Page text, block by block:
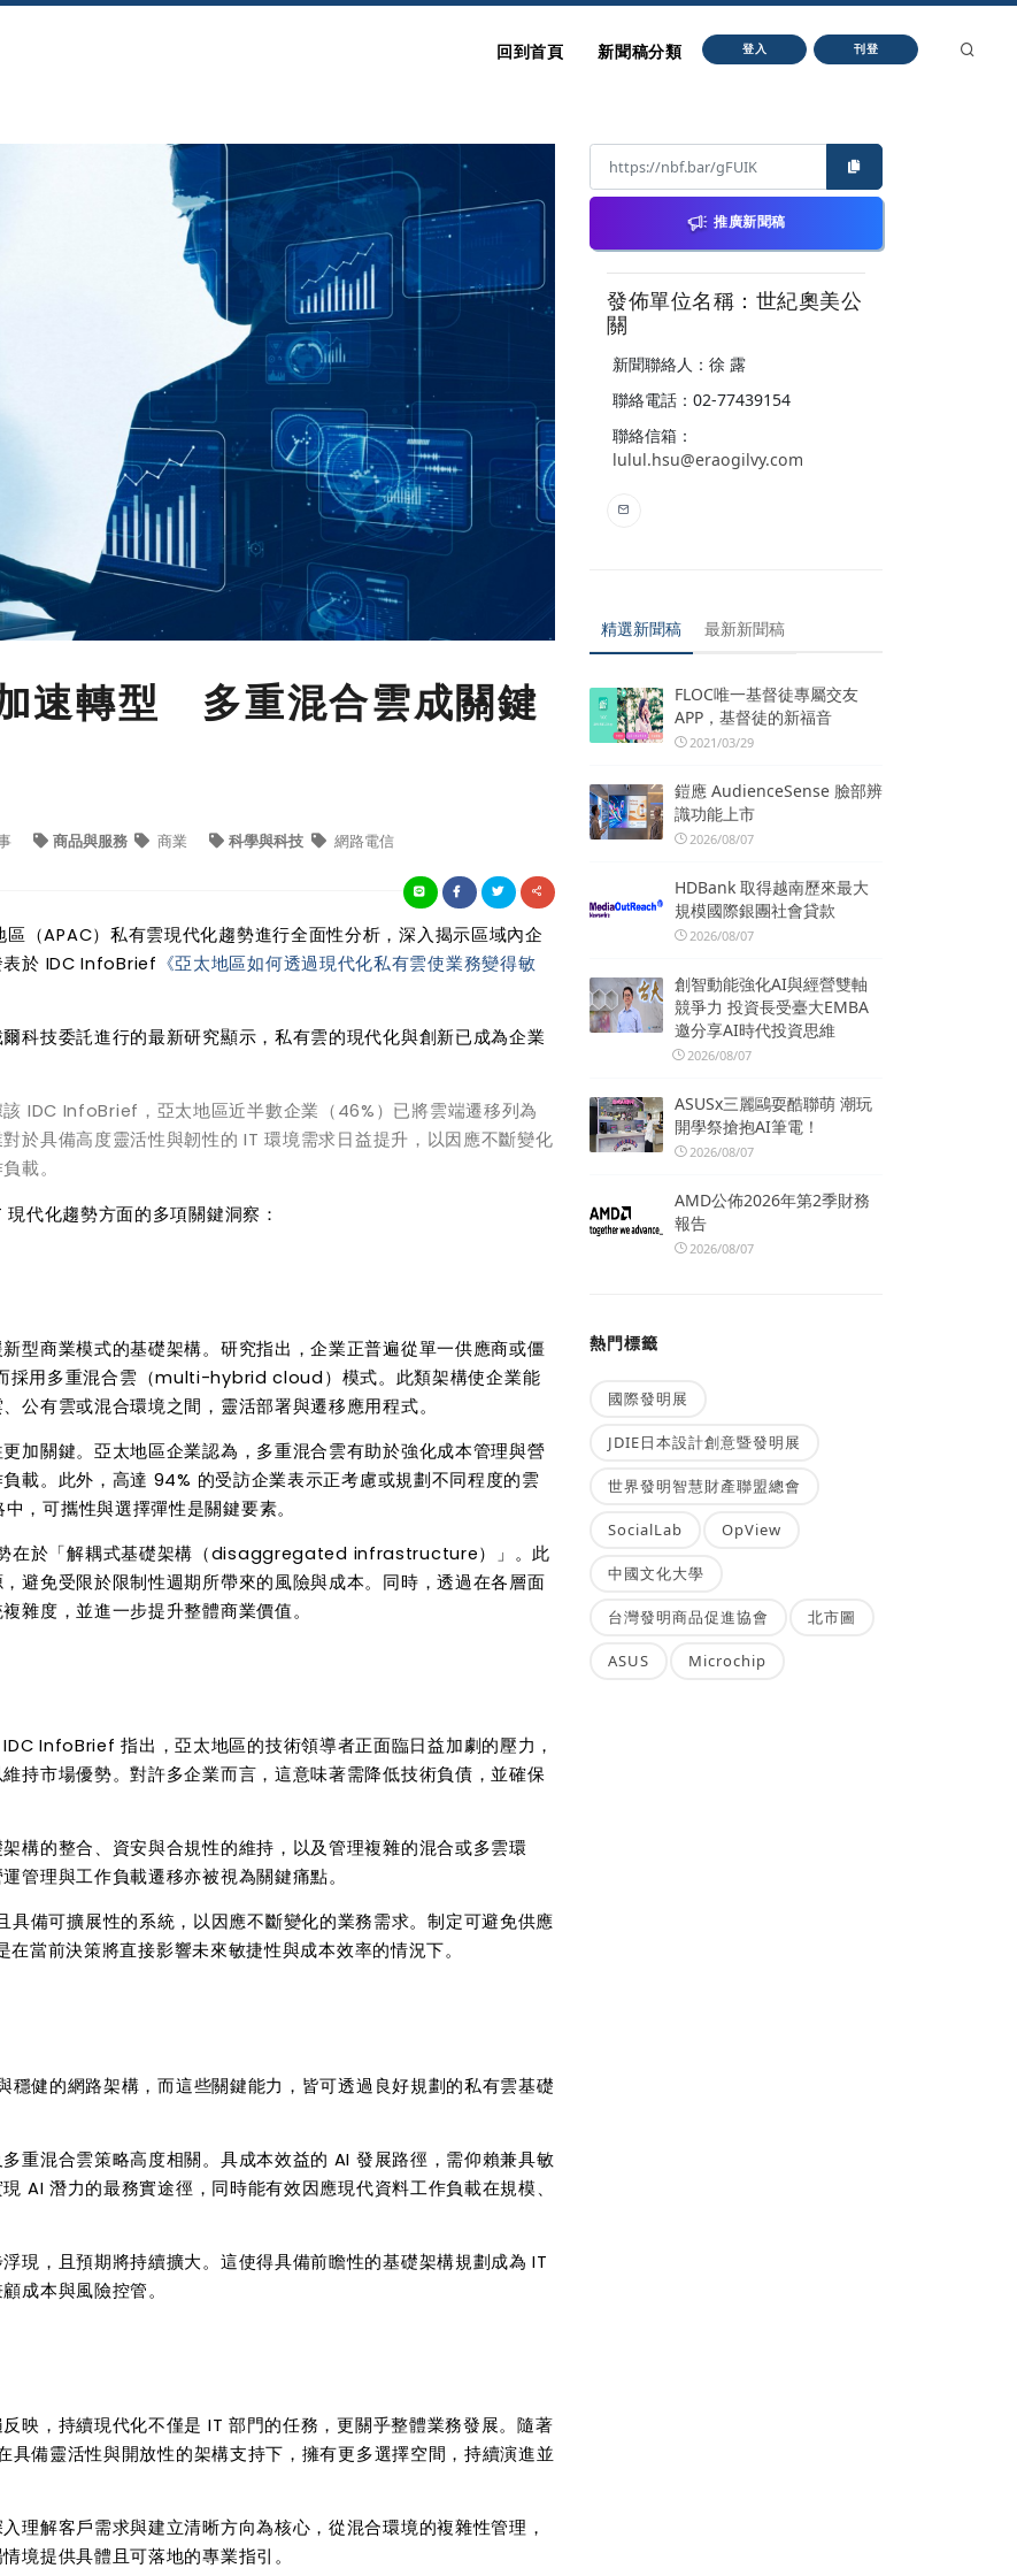
回到首頁 新聞稿分類 登入 刊登
速轉型 多重混合雲成關鍵
商品與服務 商業 科學與科技 網路電信
區（APAC）私有雲現代化趨勢進行全面性分析，深入揭示區域內企
於 IDC InfoBrief 《亞太地區如何透過現代化私有雲使業務變得敏
科技委託進行的最新研究顯示，私有雲的現代化與創新已成為企業
IDC InfoBrief，亞太地區近半數企業（46%）已將雲端遷移列為
於具備高度靈活性與韌性的 IT 環境需求日益提升，以因應不斷變化
載。
現代化趨勢方面的多項關鍵洞察：
型商業模式的基礎架構。研究指出，企業正普遍從單一供應商或僵
採用多重混合雲（multi-hybrid cloud ）模式。此類架構使企業能
公有雲或混合環境之間，靈活部署與遷移應用程式。
加關鍵。亞太地區企業認為，多重混合雲有助於強化成本管理與營
載。此外，高達 94% 的受訪企業表示正考慮或規劃不同程度的雲
，可攜性與選擇彈性是關鍵要素。
在於「解耦式基礎架構（disaggregated infrastructure）」。此
避免受限於限制性週期所帶來的風險與成本。同時，透過在各層面
雜度，並進一步提升整體商業價值。
IDC InfoBrief指出，亞太地區的技術領導者正面臨日益加劇的壓力，
持市場優勢。對許多企業而言，這意味著需降低技術負債，並確保
構的整合、資安與合規性的維持，以及管理複雜的混合或多雲環
管理與工作負載遷移亦被視為關鍵痛點。
具備可擴展性的系統，以因應不斷變化的業務需求。制定可避免供應
當前決策將直接影響未來敏捷性與成本效率的情況下。
穩健的網路架構，而這些關鍵能力，皆可透過良好規劃的私有雲基礎
重混合雲策略高度相關。具成本效益的 AI 發展路徑，需仰賴兼具敏
AI 潛力的最務實途徑，同時能有效因應現代資料工作負載在規模、
現，且預期將持續擴大。這使得具備前瞻性的基礎架構規劃成為 IT
成本與風險控管。
映，持續現代化不僅是 IT 部門的任務，更關乎整體業務發展。隨著
具備靈活性與開放性的架構支持下，擁有更多選擇空間，持續演進並
理解客戶需求與建立清晰方向為核心，從混合環境的複雜性管理，
境提供具體且可落地的專業指引。
推廣新聞稿
發佈單位名稱：世紀奧美公
關
新聞聯絡人：徐 露
聯絡電話：02-77439154
聯絡信箱：
lulul.hsu@eraogilvy.com
精選新聞稿 最新新聞稿
FLOC唯一基督徒專屬交友
APP，基督徒的新福音
2021/03/29
鎧應 AudienceSense 臉部辨
識功能上市
2026/08/07
HDBank 取得越南歷來最大
規模國際銀團社會貸款
2026/08/07
創智動能強化AI與經營雙軸
競爭力 投資長受臺大EMBA
邀分享AI時代投資思維
2026/08/07
ASUSx三麗鷗耍酷聯萌 潮玩
開學祭搶抱AI筆電！
2026/08/07
AMD公佈2026年第2季財務
報告
2026/08/07
熱門標籤
國際發明展
JDIE日本設計創意暨發明展
世界發明智慧財產聯盟總會
SocialLab OpView
中國文化大學
台灣發明商品促進協會 北市圖
ASUS Microchip